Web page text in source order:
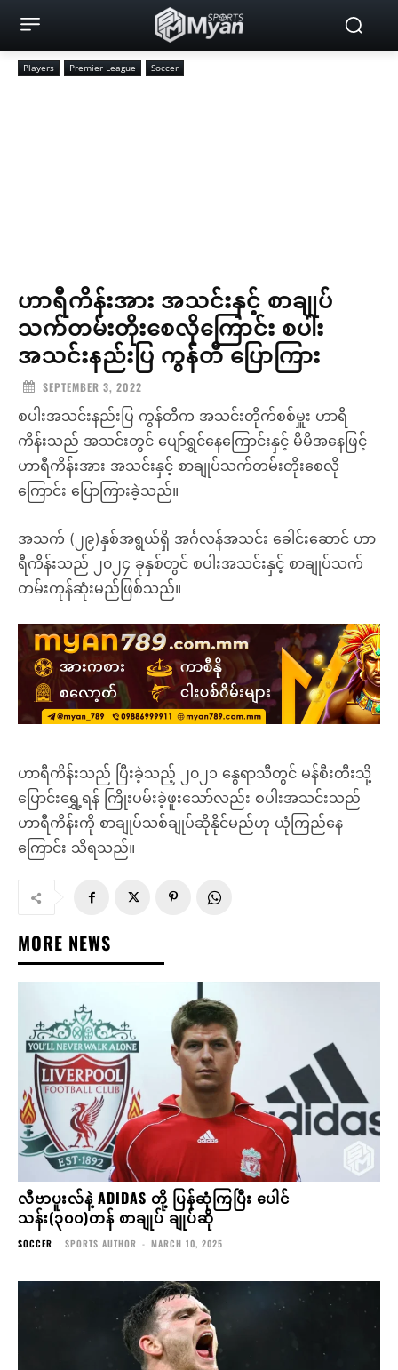
Players Premier League Soccer
ဟာရီကိန်းအား အသင်းနှင့် စာချုပ်
သက်တမ်းတိုးစေလိုကြောင်း စပါး
အသင်းနည်းပြ ကွန်တီ ပြောကြား
SEPTEMBER 3, 2022
စပါးအသင်းနည်းပြ ကွန်တီက အသင်းတိုက်စစ်မှူး ဟာရီ
ကိန်းသည် အသင်းတွင် ပျော်ရွှင်နေကြောင်းနှင့် မိမိအနေဖြင့်
ဟာရီကိန်းအား အသင်းနှင့် စာချုပ်သက်တမ်းတိုးစေလို
ကြောင်း ပြောကြားခဲ့သည်။
အသက် (၂၉)နှစ်အရွယ်ရှိ အင်္ဂလန်အသင်း ခေါင်းဆောင် ဟာ
ရီကိန်းသည် ၂၀၂၄ ခုနှစ်တွင် စပါးအသင်းနှင့် စာချုပ်သက်
တမ်းကုန်ဆုံးမည်ဖြစ်သည်။
ဟာရီကိန်းသည် ပြီးခဲ့သည့် ၂၀၂၁ နွေရာသီတွင် မန်စီးတီးသို့
ပြောင်းရွှေ့ရန် ကြိုးပမ်းခဲ့ဖူးသော်လည်း စပါးအသင်းသည်
ဟာရီကိန်းကို စာချုပ်သစ်ချုပ်ဆိုနိုင်မည်ဟု ယုံကြည်နေ
ကြောင်း သိရသည်။
MORE NEWS
လီဗာပူးလ်နဲ့ ADIDAS တို့ ပြန်ဆုံကြပြီး ပေါင်
သန်း(၃၀၀)တန် စာချုပ် ချုပ်ဆို
SOCCER SPORTS AUTHOR - MARCH 10, 2025